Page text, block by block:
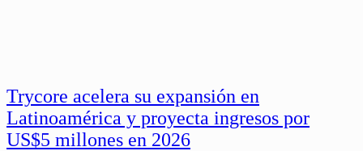
Trycore acelera su expansión en
Latinoamérica y proyecta ingresos por
US$5 millones en 2026